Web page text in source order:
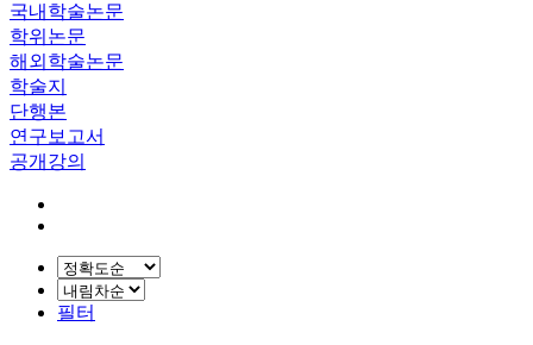
국내학술논문
학위논문
해외학술논문
학술지
단행본
연구보고서
공개강의
필터